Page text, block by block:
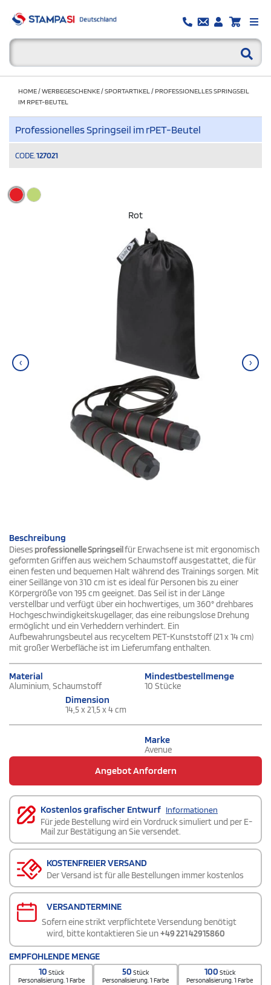
HOME/WERBEGESCHENKE/SPORTARTIKEL/PROFESSIONELLES SPRINGSEIL
IM RPET-BEUTEL
Professionelles Springseil im rPET-Beutel
CODE. 127021
Rot
‹ ›
Beschreibung
Dieses professionelle Springseilfür Erwachsene ist mit ergonomisch
geformten Griffen aus weichem Schaumstoff ausgestattet, die für
einen festen und bequemen Halt während des Trainings sorgen. Mit
einer Seillänge von 310 cm ist es ideal für Personen bis zu einer
Körpergröße von 195 cm geeignet. Das Seil ist in der Länge
verstellbar und verfügt über ein hochwertiges, um 360° drehbares
Hochgeschwindigkeitskugellager, das eine reibungslose Drehung
ermöglicht und ein Verheddern verhindert. Ein
Aufbewahrungsbeutel aus recyceltem PET-Kunststoff (21 x 14 cm)
mit großer Werbefläche ist im Lieferumfang enthalten.
Material
Aluminium, Schaumstoff
Mindestbestellmenge
10 Stücke
Dimension
14,5 x 21,5 x 4 cm
Marke
Avenue
Angebot Anfordern
Kostenlos grafischer Entwurf Informationen
Für jede Bestellung wird ein Vordruck simuliert und per E-
Mail zur Bestätigung an Sie versendet.
KOSTENFREIER VERSAND
Der Versand ist für alle Bestellungen immer kostenlos
VERSANDTERMINE
Sofern eine strikt verpflichtete Versendung benötigt
wird, bitte kontaktieren Sie un+49 221 42915860
EMPFOHLENDE MENGE
10 Stück
Personalisierung. 1 Farbe
50 Stück
Personalisierung. 1 Farbe
100 Stück
Personalisierung. 1 Farbe